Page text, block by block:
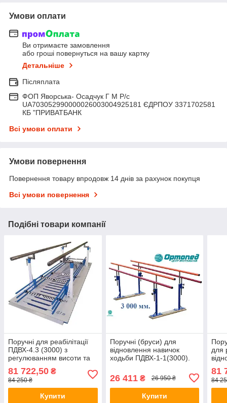
Умови оплати
Ви отримаєте замовлення
або гроші повернуться на вашу картку
Детальніше
Післяплата
ФОП Яворська- Осадчук Г М Р/c
UA703052990000026003004925181 ЄДРПОУ 3371702581
КБ "ПРИВАТБАНК
Всі умови оплати
Умови повернення
Повернення товару впродовж 14 днів за рахунок покупця
Всі умови повернення
Подібні товари компанії
Поручні для реабілітації
ПДВХ-4.3 (3000) з
регулюванням висоти та
Ортопед, Україна
81 722,50 ₴
84 250 ₴
Купити
Поручні (бруси) для
відновлення навичок
ходьби ПДВХ-1-1(3000).
26 411₴ 26 950 ₴
Купити
для
81
84